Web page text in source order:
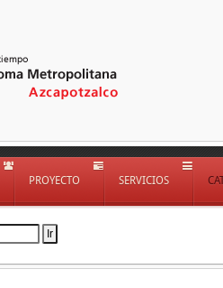
PROYECTO SERVICIOS